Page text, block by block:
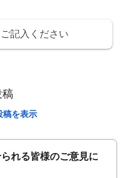
稿
稿を表示
れる皆様のご意見に